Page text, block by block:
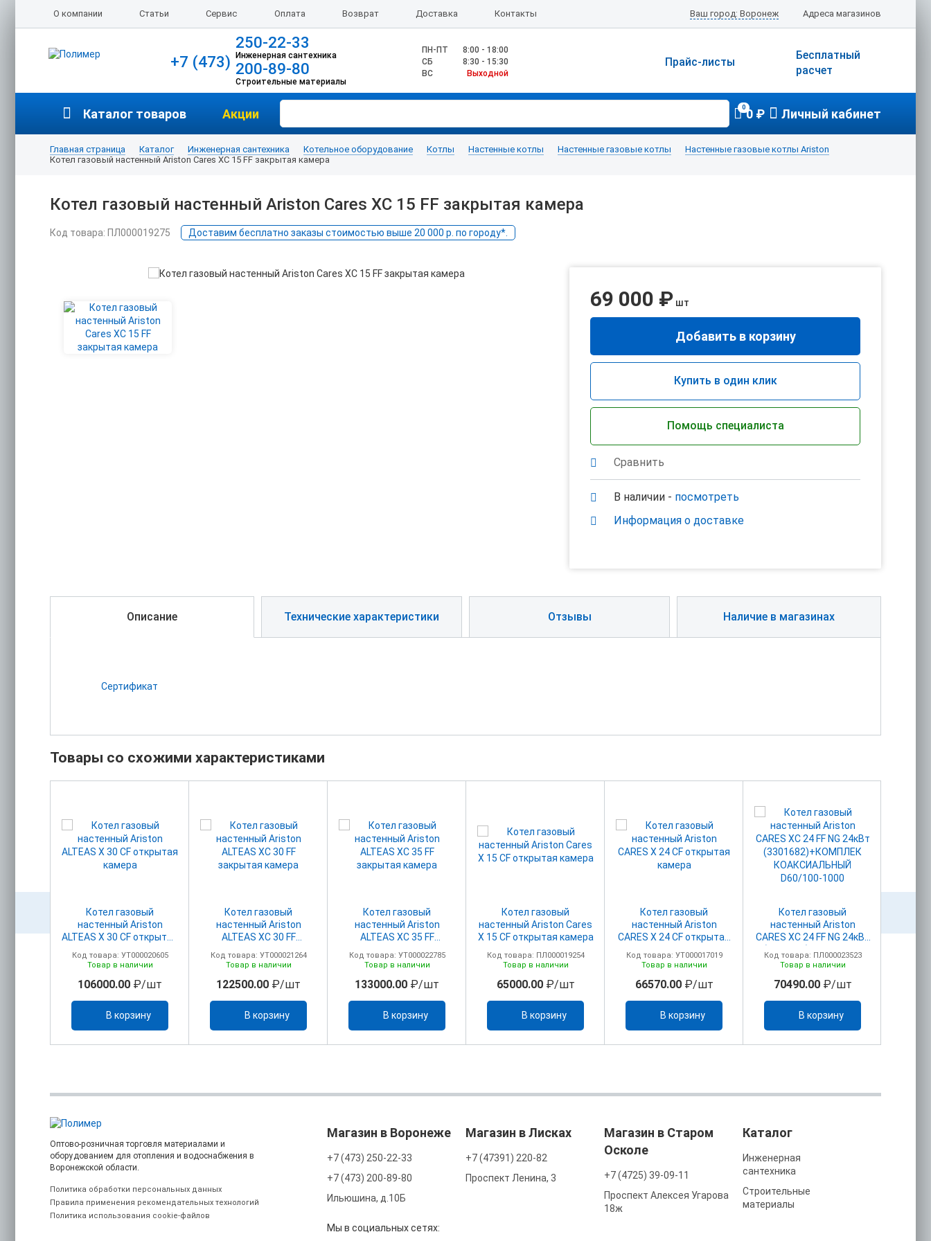
О компании Статьи Сервис Оплата Возврат Доставка Контакты Адреса магазинов
Ваш город: Воронеж
+7 (473)
250-22-33
Инженерная сантехника
200-89-80
Строительные материалы
ПН-ПТ
8:00 - 18:00
CБ
8:30 - 15:30
ВС
Выходной
Бесплатный
расчет
Прайс-листы
Каталог товаров Акции 00 ₽ Личный кабинет
Главная страница Каталог Инженерная сантехника Котельное оборудование Котлы Настенные котлы Настенные газовые котлы
Настенные газовые котлы Ariston
Котел газовый настенный Ariston Cares XC 15 FF закрытая камера
Котел газовый настенный Ariston Cares XC 15 FF закрытая камера
Код товара: ПЛ000019275 Доставим бесплатно заказы стоимостью выше 20 000 р. по городу*.
69 000 ₽ шт
Добавить в корзину
Купить в один клик
Помощь специалиста
Сравнить
В наличии - посмотреть
Информация о доставке
Описание Технические характеристики Отзывы Наличие в магазинах
Сертификат
Товары со схожими характеристиками
Котел газовый
настенный Ariston
ALTEAS Х 30 CF открытая
Код товара: УТ000020605
Товар в наличии
106000.00 ₽/шт
В корзину
Котел газовый
настенный Ariston
ALTEAS ХC 30 FF
Код товара: УТ000021264
Товар в наличии
122500.00 ₽/шт
В корзину
Котел газовый
настенный Ariston
ALTEAS ХC 35 FF
Код товара: УТ000022785
Товар в наличии
133000.00 ₽/шт
В корзину
Котел газовый
настенный Ariston Cares
X 15 CF открытая камера
Код товара: ПЛ000019254
Товар в наличии
65000.00₽/шт
В корзину
Котел газовый
настенный Ariston
CARES X 24 CF открытая
Код товара: УТ000017019
Товар в наличии
66570.00₽/шт
В корзину
Котел газовый
настенный Ariston
CARES XC 24 FF NG 24кВт
КОАКСИАЛЬНЫЙ
Код товара: ПЛ000023523
Товар в наличии
70490.00₽/шт
В корзину
CARES
Оптово-розничная торговля материалами и
оборудованием для отопления и водоснабжения в
Воронежской области.
Политика обработки персональных данных
Правила применения рекомендательных технологий
Политика использования cookie-файлов
Магазин в Воронеже
+7 (473) 250-22-33
+7 (473) 200-89-80
Ильюшина, д.10Б
Мы в социальных сетях:
Магазин в Лисках
+7 (47391) 220-82
Проспект Ленина, 3
Магазин в Старом
Осколе
+7 (4725) 39-09-11
Проспект Алексея Угарова
18ж
Каталог
Инженерная
сантехника
Строительные
материалы